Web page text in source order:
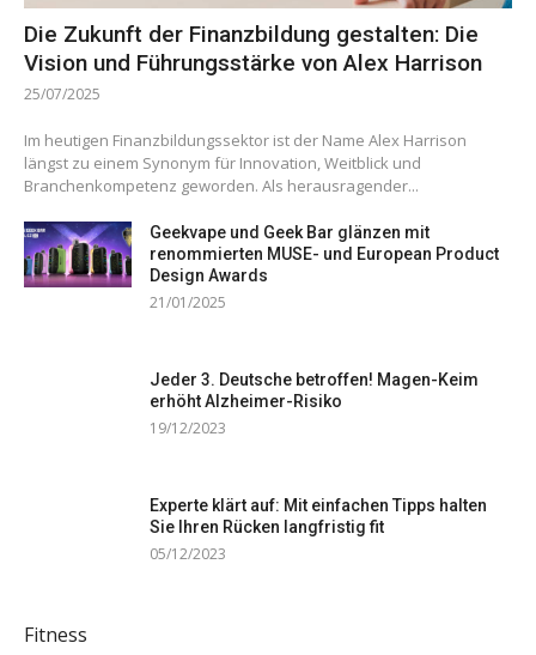
Die Zukunft der Finanzbildung gestalten: Die
Vision und Führungsstärke von Alex Harrison
25/07/2025
Im heutigen Finanzbildungssektor ist der Name Alex Harrison
längst zu einem Synonym für Innovation, Weitblick und
Branchenkompetenz geworden. Als herausragender...
Geekvape und Geek Bar glänzen mit
renommierten MUSE- und European Product
Design Awards
21/01/2025
Jeder 3. Deutsche betroffen! Magen-Keim
erhöht Alzheimer-Risiko
19/12/2023
Experte klärt auf: Mit einfachen Tipps halten
Sie Ihren Rücken langfristig fit
05/12/2023
Fitness